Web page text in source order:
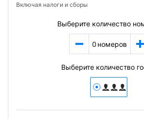
Включая налоги и сборы
Выберите количество
0 номеров
Выберите количество